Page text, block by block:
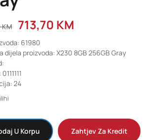
KM 713,70 KM
61980
dijela proizvoda: X230 8GB 256GB Gray
24
U Korpu Zahtjev Za Kredit